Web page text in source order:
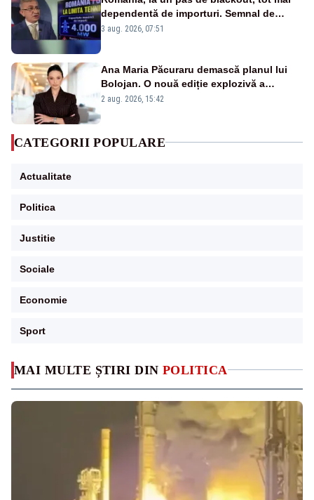
MAI MULTE ȘTIRI DIN POLITICA
dependentă de importuri. Semnal de
alarmă tras de un expert în energie
3 aug. 2026, 07:51
Ana Maria Păcuraru demască planul lui
Bolojan. O nouă ediție explozivă a
emisiunii „Miza Zilei” la Realitatea PLUS
2 aug. 2026, 15:42
CATEGORII POPULARE
Actualitate
Politica
Justitie
Sociale
Economie
Sport